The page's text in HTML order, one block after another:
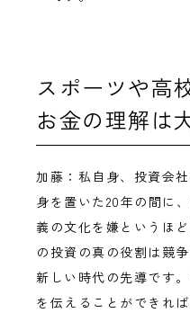
スポーツや高
お金の理解は
加藤：私自身、投資会
身を置いた20年の間に
義の文化を嫌というほ
の投資の真の役割は競
新しい時代の先導です
を伝えることができれ